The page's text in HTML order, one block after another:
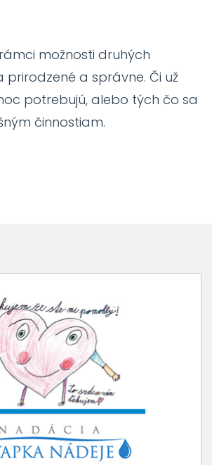
možnosti druhých
prirodzené a správne. Či už
potrebujú, alebo tých čo sa
činnostiam.